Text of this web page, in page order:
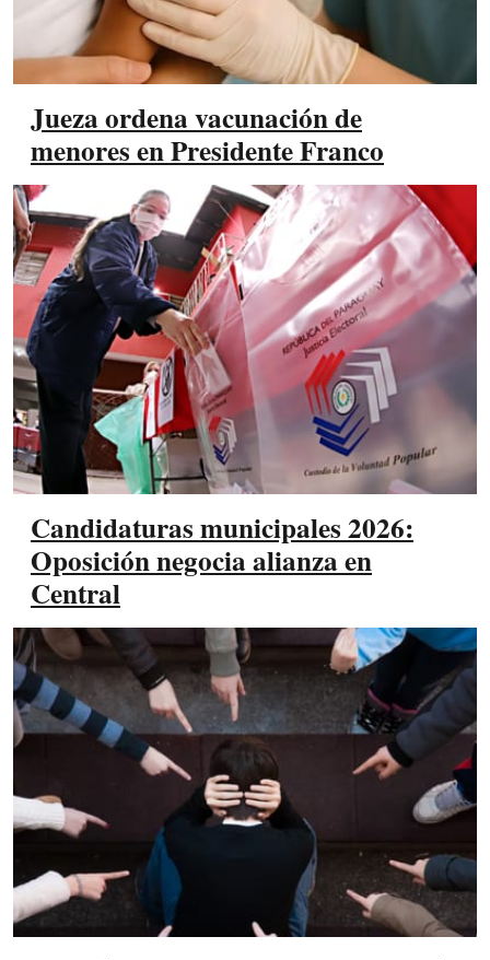
Jueza ordena vacunación de
menores en Presidente Franco
Candidaturas municipales 2026:
Oposición negocia alianza en
Central